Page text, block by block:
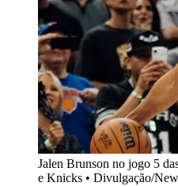
Jalen Brunson no jogo 5
e Knicks • Divulgação/